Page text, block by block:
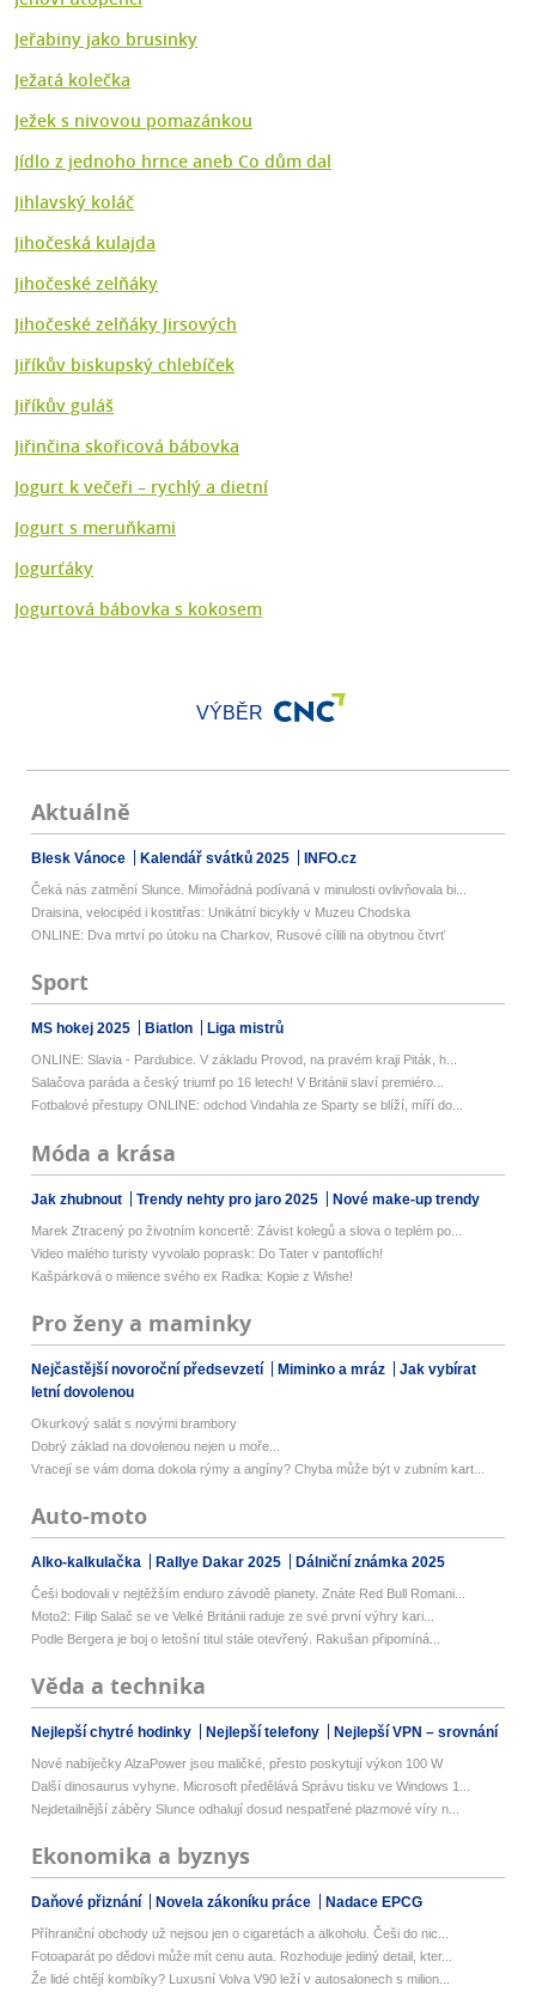
Jeřabiny jako brusinky
Ježatá kolečka
Ježek s nivovou pomazánkou
Jídlo z jednoho hrnce aneb Co dům dal
Jihlavský koláč
Jihočeská kulajda
Jihočeské zelňáky
Jihočeské zelňáky Jirsových
Jiříkův biskupský chlebíček
Jiříkův guláš
Jiřinčina skořicová bábovka
Jogurt k večeři – rychlý a dietní
Jogurt s meruňkami
Jogurťáky
Jogurtová bábovka s kokosem
VÝBĚR
Aktuálně
Blesk Vánoce Kalendář svátků 2025 INFO.cz
Čeká nás zatmění Slunce. Mimořádná podívaná v minulosti ovlivňovala bi...
Draisina, velocipéd i kostitřas: Unikátní bicykly v Muzeu Chodska
ONLINE: Dva mrtví po útoku na Charkov, Rusové cílili na obytnou čtvrť
Sport
MS hokej 2025 Biatlon Liga mistrů
ONLINE: Slavia - Pardubice. V základu Provod, na pravém kraji Piták, h...
Salačova paráda a český triumf po 16 letech! V Británii slaví premiéro...
Fotbalové přestupy ONLINE: odchod Vindahla ze Sparty se blíží, míří do...
Móda a krása
Jak zhubnout Trendy nehty pro jaro 2025 Nové make-up trendy
Marek Ztracený po životním koncertě: Závist kolegů a slova o teplém po...
Video malého turisty vyvolalo poprask: Do Tater v pantoflích!
Kašpárková o milence svého ex Radka: Kopie z Wishe!
Pro ženy a maminky
Nejčastější novoroční předsevzetí Miminko a mráz
Jak vybírat
letní dovolenou
Okurkový salát s novými brambory
Dobrý základ na dovolenou nejen u moře...
Vracejí se vám doma dokola rýmy a angíny? Chyba může být v zubním kart...
Auto-moto
Alko-kalkulačka Rallye Dakar 2025 Dálniční známka 2025
Češi bodovali v nejtěžším enduro závodě planety. Znáte Red Bull Romani...
Moto2: Filip Salač se ve Velké Británii raduje ze své první výhry kari...
Podle Bergera je boj o letošní titul stále otevřený. Rakušan připomíná...
Věda a technika
Nejlepší chytré hodinky Nejlepší telefony Nejlepší VPN – srovnání
Nové nabíječky AlzaPower jsou maličké, přesto poskytují výkon 100 W
Další dinosaurus vyhyne. Microsoft předělává Správu tisku ve Windows 1...
Nejdetailnější záběry Slunce odhalují dosud nespatřené plazmové víry n...
Ekonomika a byznys
Daňové přiznání Novela zákoníku práce Nadace EPCG
Příhraniční obchody už nejsou jen o cigaretách a alkoholu. Češi do nic...
Fotoaparát po dědovi může mít cenu auta. Rozhoduje jediný detail, kter...
Že lidé chtějí kombíky? Luxusní Volva V90 leží v autosalonech s milion...